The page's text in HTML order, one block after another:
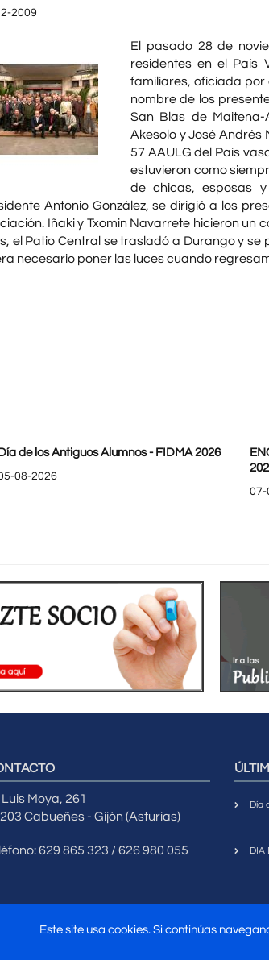
2009
El pasado 28 de
residentes en el País
familiares, oficiada por
nombre de los
San Blas de
Akesolo y José Andrés
57 AAULG del Pais
estuvieron como
de chicas, esposas
Antonio González, se dirigió a los
Iñaki y Txomin Navarrete hicieron un
el Patio Central se trasladó a Durango y
necesario poner las luces cuando
Día de los Antiguos Alumnos - FIDMA 2026
08-2026
07-
Moya, 261
Cabueñes - Gijón (Asturias)
629 865 323 / 626 980 055
Día
DIA
Asociación Antiguos Alumnos
Este site usa cookies. Si continúas